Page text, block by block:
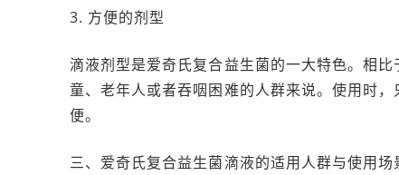
3. 方便的剂型
滴液剂型是爱奇氏复合益生菌的一大特色。相
童、老年人或者吞咽困难的人群来说。使用时
便。
三、爱奇氏复合益生菌滴液的适用人群与使用场